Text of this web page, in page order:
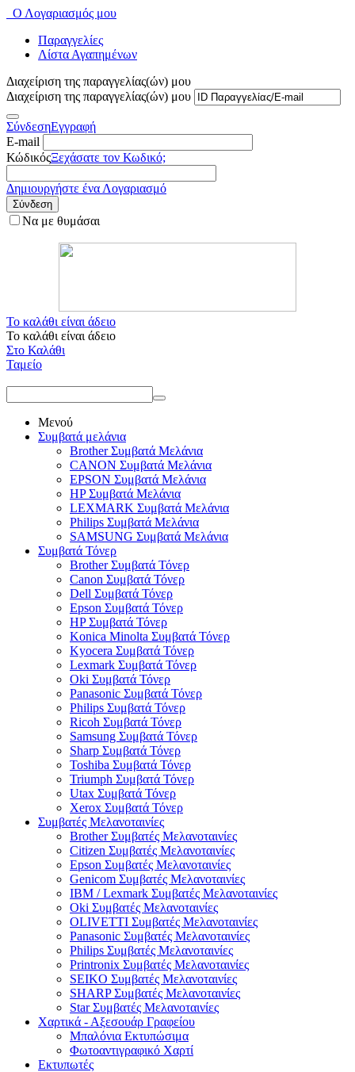
Ο Λογαριασμός μου
Παραγγελίες
Λίστα Αγαπημένων
Διαχείριση της παραγγελίας(ών) μου
Διαχείριση της παραγγελίας(ών) μου
ΣύνδεσηΕγγραφή
E-mail
ΚώδικόςΞεχάσατε τον Κωδικό;
Δημιουργήστε ένα Λογαριασμό
Σύνδεση
Να με θυμάσαι
Το καλάθι είναι άδειο
Το καλάθι είναι άδειο
Στο Καλάθι
Ταμείο
Μενού
Συμβατά μελάνια
Brother Συμβατά Μελάνια
CANON Συμβατά Μελάνια
EPSON Συμβατά Μελάνια
HP Συμβατά Μελάνια
LEXMARK Συμβατά Μελάνια
Philips Συμβατά Μελάνια
SAMSUNG Συμβατά Μελάνια
Συμβατά Τόνερ
Brother Συμβατά Τόνερ
Canon Συμβατά Τόνερ
Dell Συμβατά Τόνερ
Epson Συμβατά Τόνερ
HP Συμβατά Τόνερ
Konica Minolta Συμβατά Τόνερ
Kyocera Συμβατά Τόνερ
Lexmark Συμβατά Τόνερ
Oki Συμβατά Τόνερ
Panasonic Συμβατά Τόνερ
Philips Συμβατά Τόνερ
Ricoh Συμβατά Τόνερ
Samsung Συμβατά Τόνερ
Sharp Συμβατά Τόνερ
Toshiba Συμβατά Τόνερ
Triumph Συμβατά Τόνερ
Utax Συμβατά Τόνερ
Xerox Συμβατά Τόνερ
Συμβατές Μελανοταινίες
Brother Συμβατές Μελανοταινίες
Citizen Συμβατές Μελανοταινίες
Epson Συμβατές Μελανοταινίες
Genicom Συμβατές Μελανοταινίες
IBM / Lexmark Συμβατές Μελανοταινίες
Oki Συμβατές Μελανοταινίες
OLIVETTI Συμβατές Μελανοταινίες
Panasonic Συμβατές Μελανοταινίες
Philips Συμβατές Μελανοταινίες
Printronix Συμβατές Μελανοταινίες
SEIKO Συμβατές Μελανοταινίες
SHARP Συμβατές Μελανοταινίες
Star Συμβατές Μελανοταινίες
Χαρτικά - Αξεσουάρ Γραφείου
Μπαλόνια Εκτυπώσιμα
Φωτοαντιγραφικό Χαρτί
Εκτυπωτές